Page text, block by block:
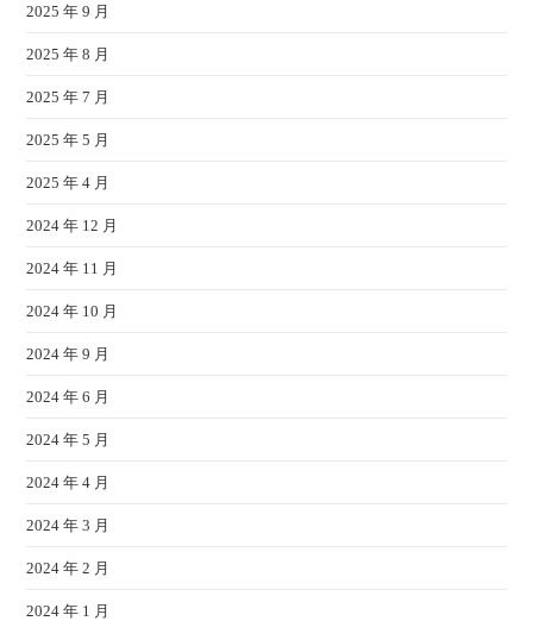
2025 年 9 月
2025 年 8 月
2025 年 7 月
2025 年 5 月
2025 年 4 月
2024 年 12 月
2024 年 11 月
2024 年 10 月
2024 年 9 月
2024 年 6 月
2024 年 5 月
2024 年 4 月
2024 年 3 月
2024 年 2 月
2024 年 1 月